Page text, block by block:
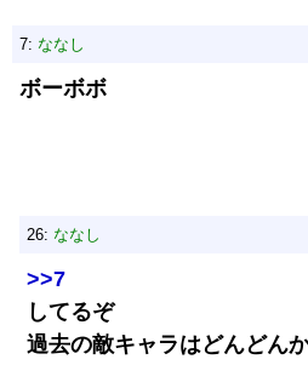
7: ななし
ボーボボ
26: ななし
>>7
してるぞ
過去の敵キャラはどんどん